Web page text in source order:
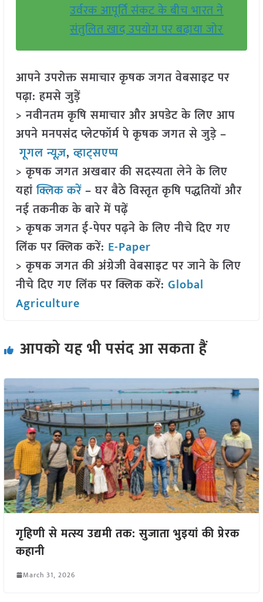
उर्वरक आपूर्ति संकट के बीच भारत ने
संतुलित खाद उपयोग पर बढ़ाया जोर
आपने उपरोक्त समाचार कृषक जगत वेबसाइट पर
पढ़ा: हमसे जुड़ें
> नवीनतम कृषि समाचार और अपडेट के लिए आप
अपने मनपसंद प्लेटफॉर्म पे कृषक जगत से जुड़े –
गूगल न्यूज़,व्हाट्सएप्प
> कृषक जगत अखबार की सदस्यता लेने के लिए
यहांक्लिक करें– घर बैठे विस्तृत कृषि पद्धतियों और
नई तकनीक के बारे में पढ़ें
> कृषक जगत ई-पेपर पढ़ने के लिए नीचे दिए गए
लिंक पर क्लिक करें: E-Paper
> कृषक जगत की अंग्रेजी वेबसाइट पर जाने के लिए
नीचे दिए गए लिंक पर क्लिक करें: Global
Agriculture
आपको यह भी पसंद आ सकता हैं
गृहिणी से मत्स्य उद्यमी तक: सुजाता भुइयां की प्रेरक
कहानी
March 31, 2026